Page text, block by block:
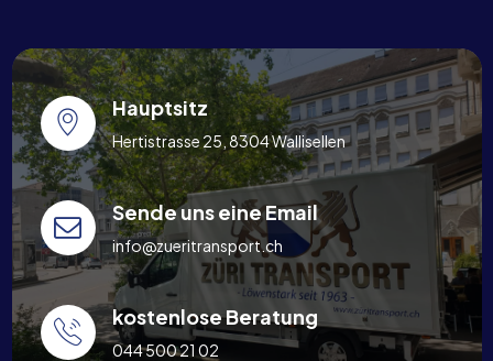
Hauptsitz
Hertistrasse 25, 8304 Wallisellen
Sende uns eine Email
info@zueritransport.ch
kostenlose Beratung
044 500 21 02